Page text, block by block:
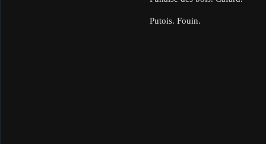
Putois. Fouin.